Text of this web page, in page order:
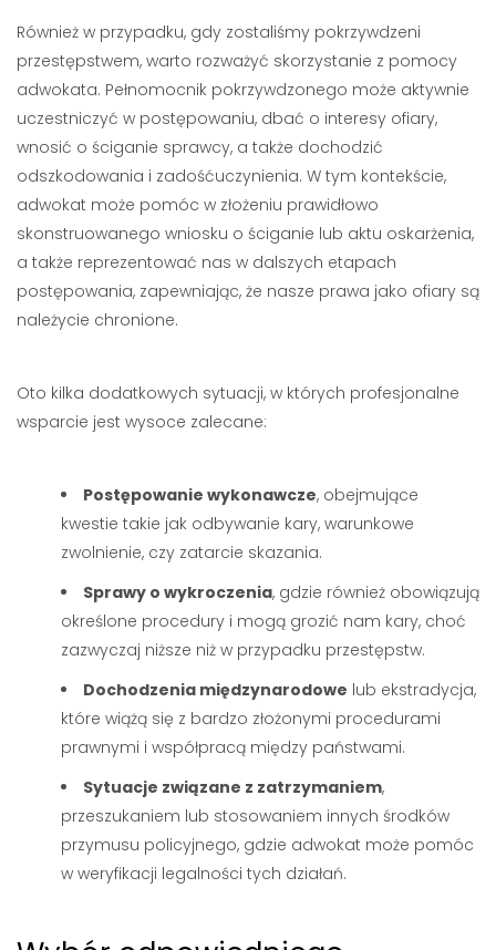
Również w przypadku, gdy zostaliśmy pokrzywdzeni
przestępstwem, warto rozważyć skorzystanie z pomocy
adwokata. Pełnomocnik pokrzywdzonego może aktywnie
uczestniczyć w postępowaniu, dbać o interesy ofiary,
wnosić o ściganie sprawcy, a także dochodzić
odszkodowania i zadośćuczynienia. W tym kontekście,
adwokat może pomóc w złożeniu prawidłowo
skonstruowanego wniosku o ściganie lub aktu oskarżenia,
a także reprezentować nas w dalszych etapach
postępowania, zapewniając, że nasze prawa jako ofiary są
należycie chronione.
Oto kilka dodatkowych sytuacji, w których profesjonalne
wsparcie jest wysoce zalecane:
Postępowanie wykonawcze, obejmujące
kwestie takie jak odbywanie kary, warunkowe
zwolnienie, czy zatarcie skazania.
Sprawy o wykroczenia, gdzie również obowiązują
określone procedury i mogą grozić nam kary, choć
zazwyczaj niższe niż w przypadku przestępstw.
Dochodzenia międzynarodowe lub ekstradycja,
które wiążą się z bardzo złożonymi procedurami
prawnymi i współpracą między państwami.
Sytuacje związane z zatrzymaniem,
przeszukaniem lub stosowaniem innych środków
przymusu policyjnego, gdzie adwokat może pomóc
w weryfikacji legalności tych działań.